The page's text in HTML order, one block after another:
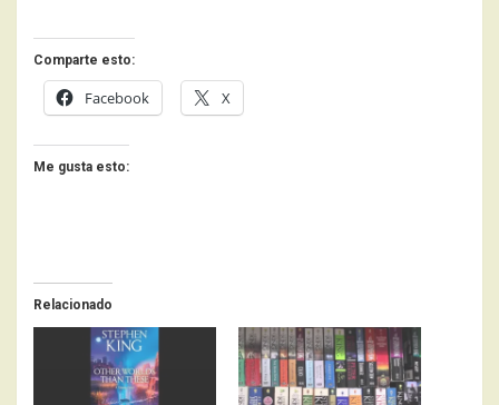
Comparte esto:
Facebook X
Me gusta esto:
Relacionado